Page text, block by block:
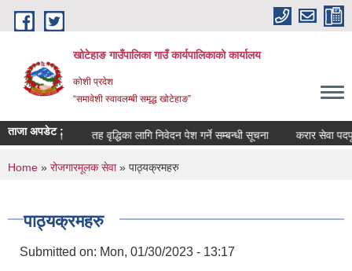
Skip to main content
खोटेहाङ गाउँपालिका गाउँ कार्यपालिकाको कार्यालय
कोशी प्रदेश
“समावेशी स्वावलम्बी समृद्ध खोटेहाङ”
ताजा अपडेट :
सूचना । तह वृद्धिका लागि निवेदन पेश गर्ने सम्बन्धी सूचना करार सेवा पदपूर्ती
You are here
Home » रोजगारमूलक सेवा» पाठ्यक्रमहरु
पाठ्यक्रमहरु
Submitted on: Mon, 01/30/2023 - 13:17